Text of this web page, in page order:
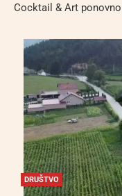
Cocktail & Art
DRUŠTVO